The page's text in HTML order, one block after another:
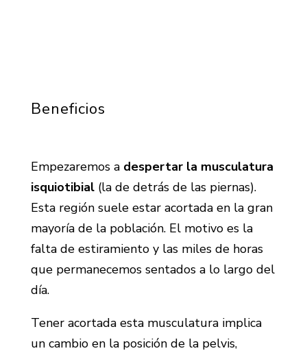
Beneficios
Empezaremos a despertar la musculatura
isquiotibial(la de detrás de las piernas).
Esta región suele estar acortada en la gran
mayoría de la población. El motivo es la
falta de estiramiento y las miles de horas
que permanecemos sentados a lo largo del
día.
Tener acortada esta musculatura implica
un cambio en la posición de la pelvis,